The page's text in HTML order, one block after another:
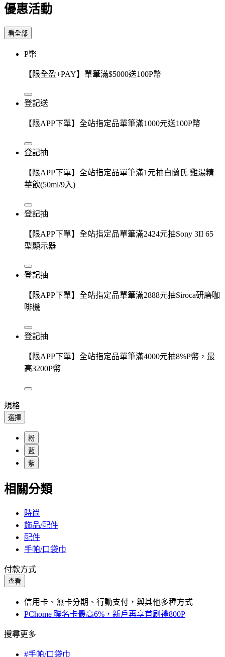
優惠活動
看全部
P幣
【限全盈+PAY】單筆滿$5000送100P幣
登記送
【限APP下單】全站指定品單筆滿1000元送100P幣
登記抽
【限APP下單】全站指定品單筆滿1元抽白蘭氏 雞湯精
華飲(50ml/9入)
登記抽
【限APP下單】全站指定品單筆滿2424元抽Sony 3II 65
型顯示器
登記抽
【限APP下單】全站指定品單筆滿2888元抽Siroca研磨咖
啡機
登記抽
【限APP下單】全站指定品單筆滿4000元抽8%P幣，最
高3200P幣
規格
選擇
粉
藍
紫
相關分類
時尚
飾品/配件
配件
手帕/口袋巾
付款方式
查看
信用卡、無卡分期、行動支付，與其他多種方式
PChome 聯名卡最高6%，新戶再享首刷禮800P
搜尋更多
#手帕/口袋巾